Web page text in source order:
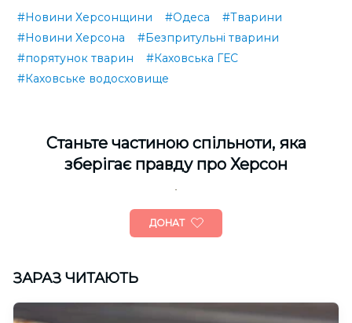
#Новини Херсонщини #Одеса
#Тварини
#Новини Херсона
#Безпритульні тварини
#порятунок тварин
#Каховська ГЕС
#Каховське водосховище
Cтаньте частиною спільноти, яка
зберігає правду про Херсон
ДОНАТ
ЗАРАЗ ЧИТАЮТЬ